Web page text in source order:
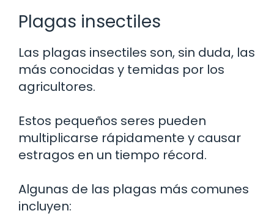
Plagas insectiles
Las plagas insectiles son, sin duda, las
más conocidas y temidas por los
agricultores.
Estos pequeños seres pueden
multiplicarse rápidamente y causar
estragos en un tiempo récord.
Algunas de las plagas más comunes
incluyen: